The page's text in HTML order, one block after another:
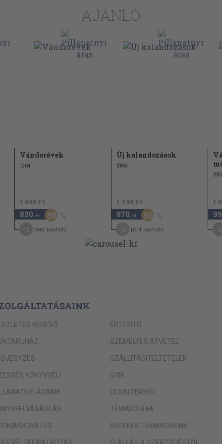
55
91
AJÁNLÓ
Vándorévek
1964
1.640 Ft
820 ,-Ft 50
pont kapható
Új kalandozások
1980
1.740 Ft
870 ,-Ft 50
pont kapható
1951
KERESŐ
KÖNYVVEL!
ÁRAINK
ÉRTESÍTŐ
SZEMÉLYES ÁTVÉTEL
SZÁLLÍTÁSI FELTÉTELEK
GYIK
OLDALTÉRKÉP
TÉMAKÖRI FA
ÉRDEKES TÉMAKÖREINK